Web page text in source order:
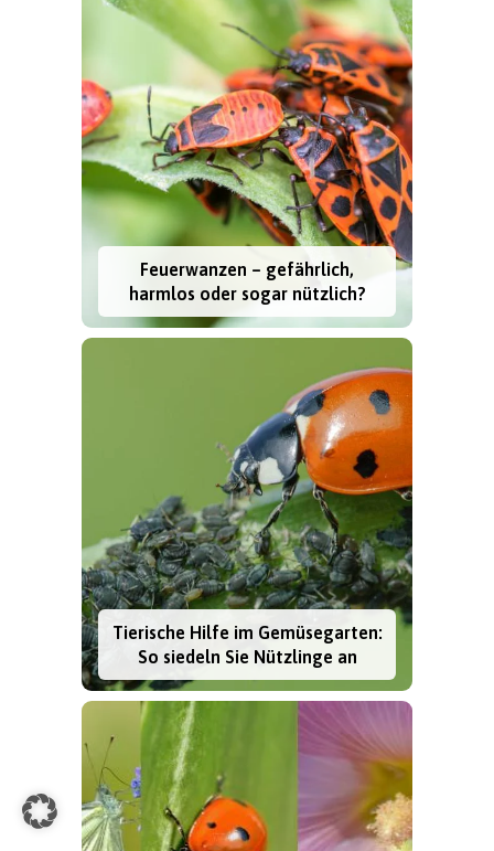
Feuerwanzen – gefährlich,
harmlos oder sogar nützlich?
Tierische Hilfe im Gemüsegarten:
So siedeln Sie Nützlinge an